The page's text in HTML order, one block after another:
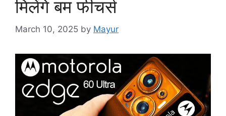
मिलेंगे बम फीचर्स
March 10, 2025 by Mayur